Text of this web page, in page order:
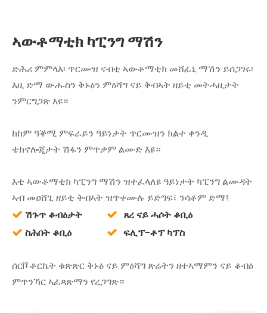
ኣውቶማቲክ ካፒንግ ማሽን
ድሕሪ ምምላእ፡ ጥርሙዝ ናብቲ ኣውቶማቲክ መሸፈኒ ማሽን ይሰጋገሩ፡
እዚ ድማ ውሑስን ቅኑዕን ምዕሻግ ናይ ቅብኣት ዘይቲ መትሓዚታት
ንምርግጋጽ እዩ።
ከከም ዓቕሚ ምፍራይን ዓይነታት ጥርሙዝን ክልተ ቀንዲ
ቴክኖሎጂታት ሽፋን ምጥቃም ልሙድ እዩ።
እቲ ኣውቶማቲክ ካፒንግ ማሽን ዝተፈላለዩ ዓይነታት ካፒንግ ልሙዳት
ኣብ መዐሸጊ ዘይቲ ቅብኣት ዝጥቀሙሉ ይድግፍ፣ ንሳቶም ድማ፤
 ሽጉጥ ቆብዕታት  ጸረ ናይ ሓሶት ቆቢዕ
 ስሕበት ቆቢዕ  ፍሊፕ-ቶፕ ካፕስ
ሰርቮ ቶርኬት ቁጽጽር ቅኑዕ ናይ ምዕሻግ ጽሬትን ዘተኣማምን ናይ ቆብዕ
ምጥንኻር ኣፈጻጽማን የረጋግጽ።